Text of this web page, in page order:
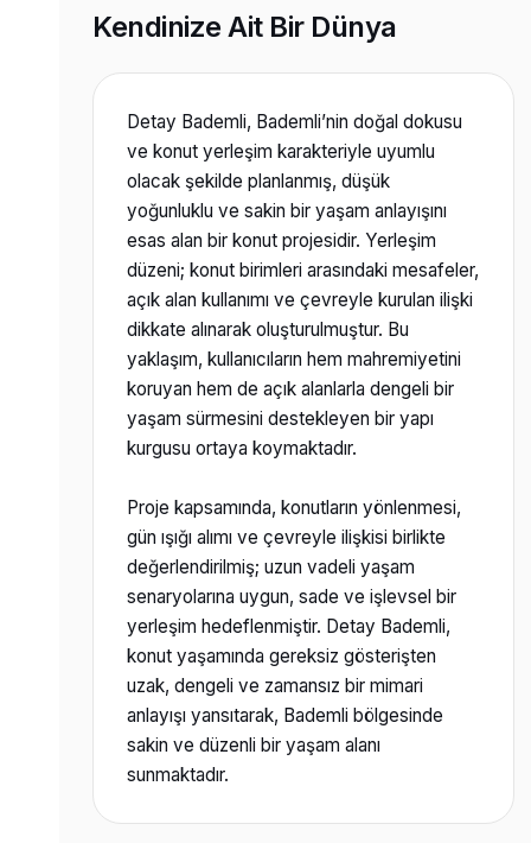
Kendinize Ait Bir Dünya
Detay Bademli, Bademli’nin doğal dokusu
ve konut yerleşim karakteriyle uyumlu
olacak şekilde planlanmış, düşük
yoğunluklu ve sakin bir yaşam anlayışını
esas alan bir konut projesidir. Yerleşim
düzeni; konut birimleri arasındaki mesafeler,
açık alan kullanımı ve çevreyle kurulan ilişki
dikkate alınarak oluşturulmuştur. Bu
yaklaşım, kullanıcıların hem mahremiyetini
koruyan hem de açık alanlarla dengeli bir
yaşam sürmesini destekleyen bir yapı
kurgusu ortaya koymaktadır.
Proje kapsamında, konutların yönlenmesi,
gün ışığı alımı ve çevreyle ilişkisi birlikte
değerlendirilmiş; uzun vadeli yaşam
senaryolarına uygun, sade ve işlevsel bir
yerleşim hedeflenmiştir. Detay Bademli,
konut yaşamında gereksiz gösterişten
uzak, dengeli ve zamansız bir mimari
anlayışı yansıtarak, Bademli bölgesinde
sakin ve düzenli bir yaşam alanı
sunmaktadır.